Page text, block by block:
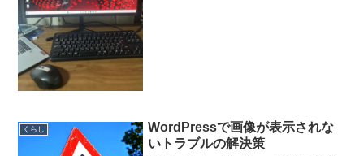
くらし
WordPressで画像が表示されな
いトラブルの解決策